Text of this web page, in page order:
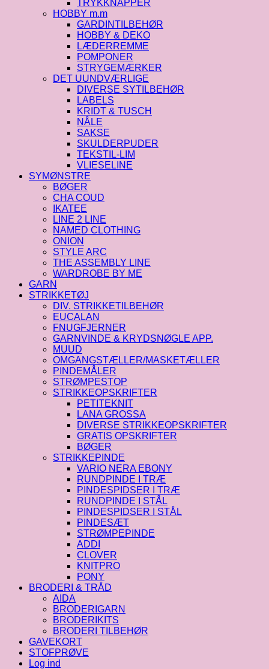
TRYKKNAPPER
HOBBY m.m
GARDINTILBEHØR
HOBBY & DEKO
LÆDERREMME
POMPONER
STRYGEMÆRKER
DET UUNDVÆRLIGE
DIVERSE SYTILBEHØR
LABELS
KRIDT & TUSCH
NÅLE
SAKSE
SKULDERPUDER
TEKSTIL-LIM
VLIESELINE
SYMØNSTRE
BØGER
CHA COUD
IKATEE
LINE 2 LINE
NAMED CLOTHING
ONION
STYLE ARC
THE ASSEMBLY LINE
WARDROBE BY ME
GARN
STRIKKETØJ
DIV. STRIKKETILBEHØR
EUCALAN
FNUGFJERNER
GARNVINDE & KRYDSNØGLE APP.
MUUD
OMGANGSTÆLLER/MASKETÆLLER
PINDEMÅLER
STRØMPESTOP
STRIKKEOPSKRIFTER
PETITEKNIT
LANA GROSSA
DIVERSE STRIKKEOPSKRIFTER
GRATIS OPSKRIFTER
BØGER
STRIKKEPINDE
VARIO NERA EBONY
RUNDPINDE I TRÆ
PINDESPIDSER I TRÆ
RUNDPINDE I STÅL
PINDESPIDSER I STÅL
PINDESÆT
STRØMPEPINDE
ADDI
CLOVER
KNITPRO
PONY
BRODERI & TRÅD
AIDA
BRODERIGARN
BRODERIKITS
BRODERI TILBEHØR
GAVEKORT
STOFPRØVE
Log ind